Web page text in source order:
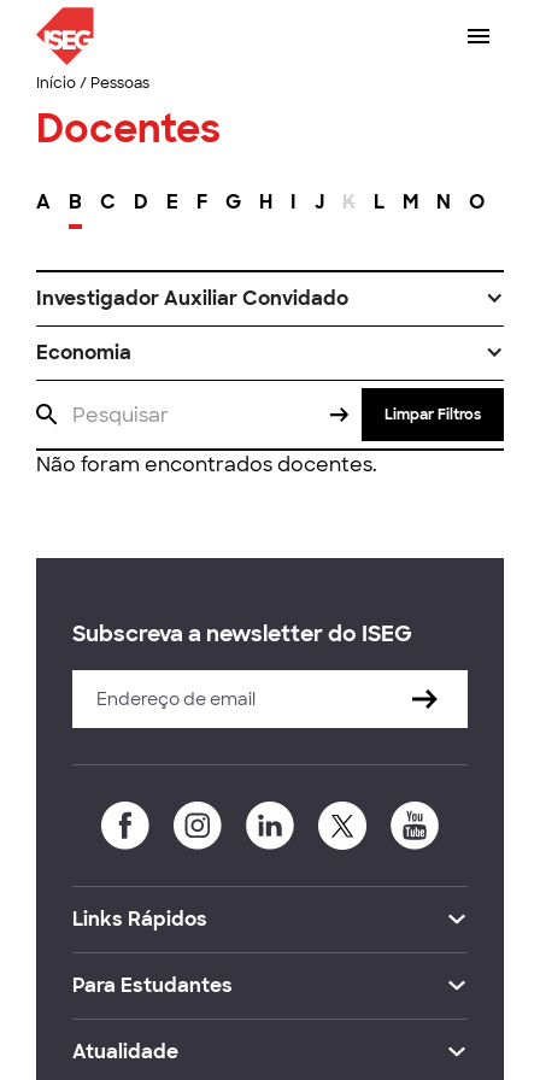
Início/ Pessoas
Docentes
A B C D E F G H I J K L M N O
Investigador Auxiliar Convidado
Economia
Limpar Filtros
Não foram encontrados docentes.
Subscreva a newsletter do ISEG
Links Rápidos
Para Estudantes
Atualidade